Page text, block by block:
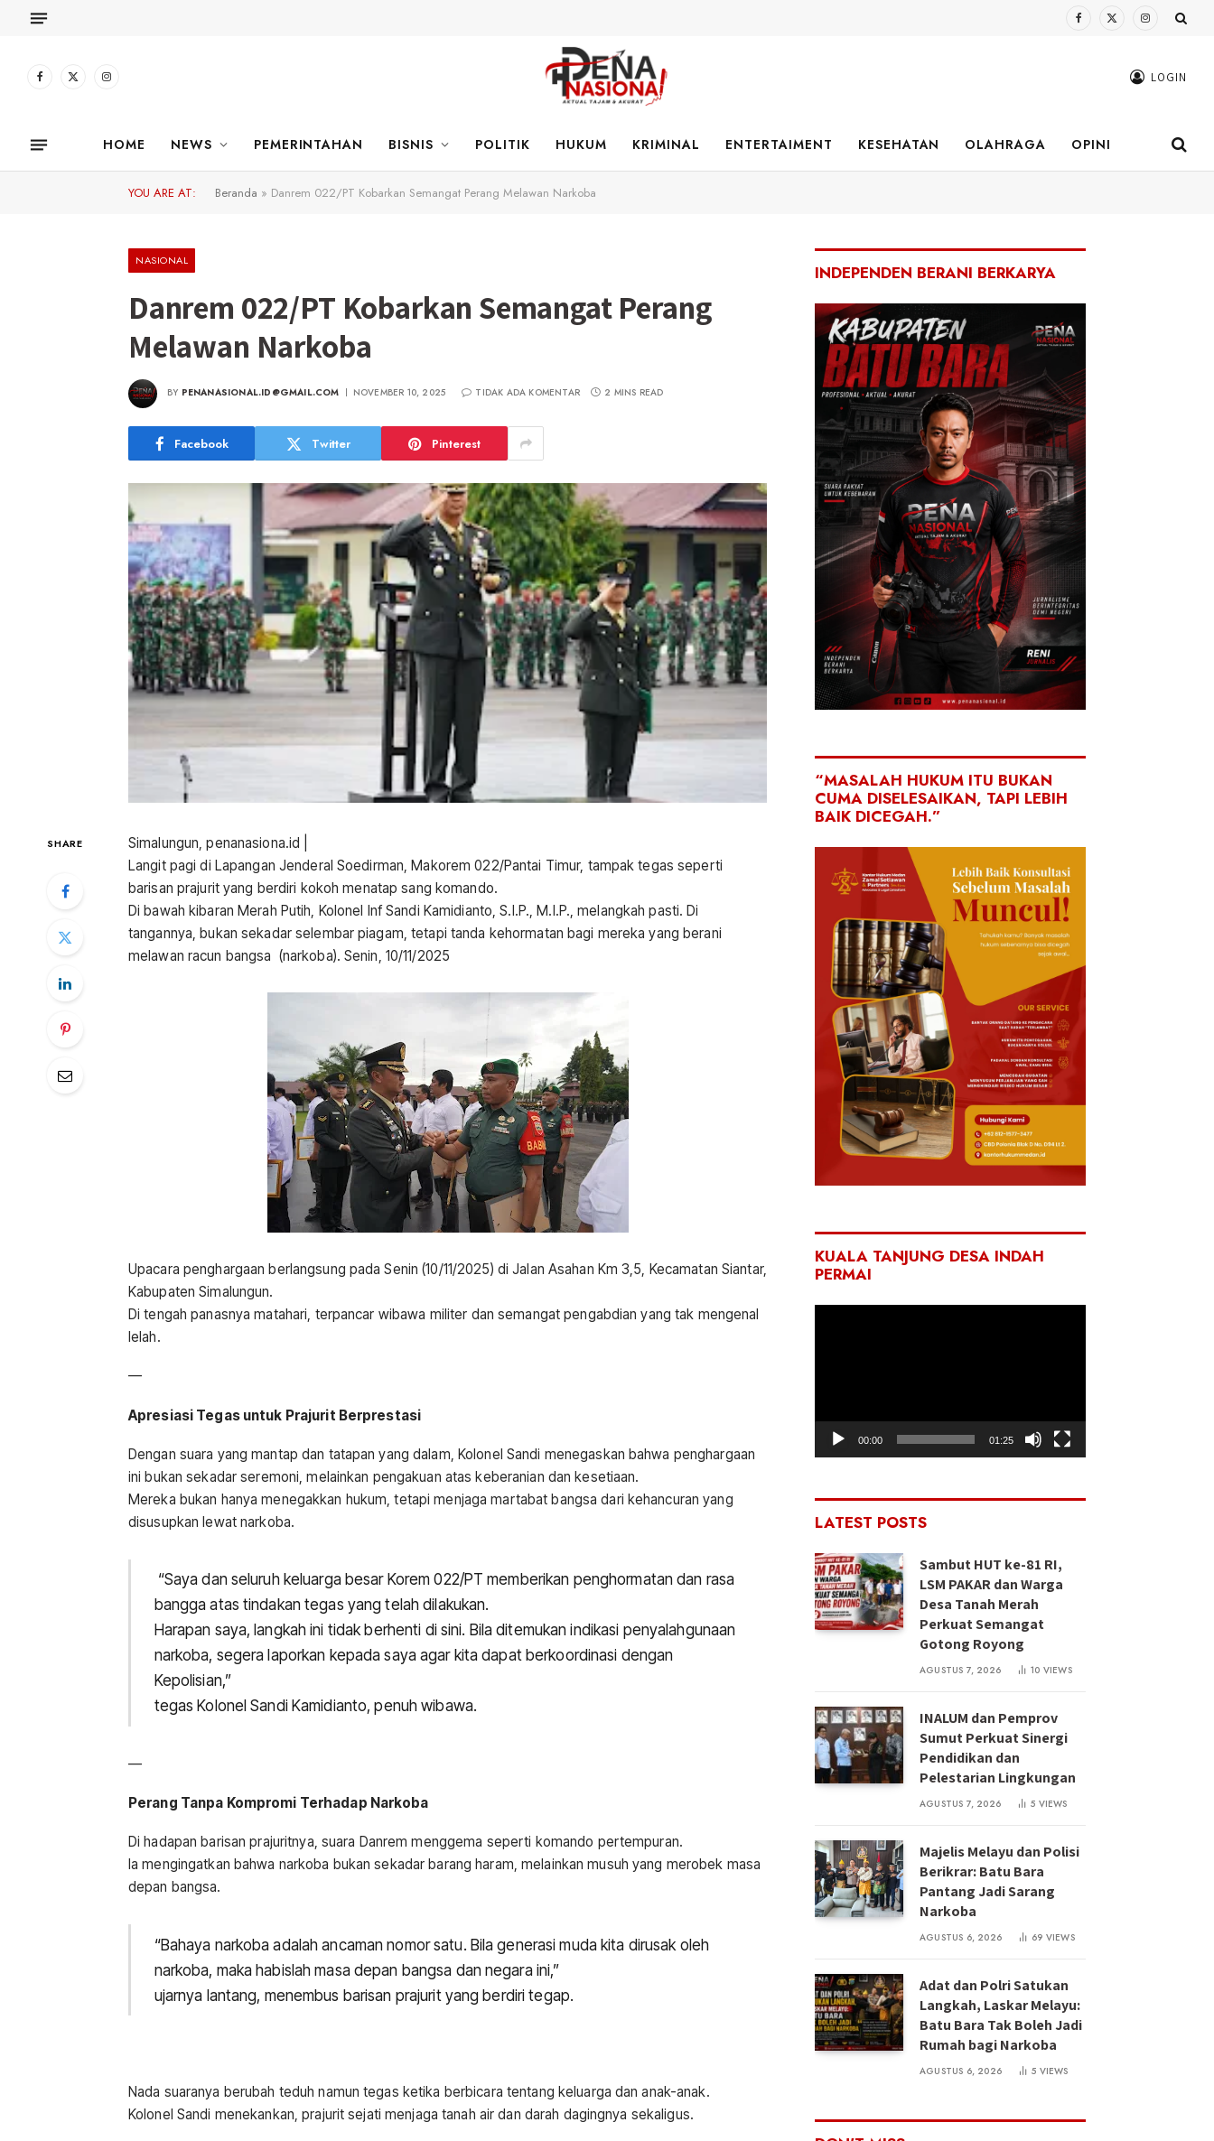
Facebook
X
Instagram
Facebook
X
Instagram LOGIN
HOME NEWS PEMERINTAHAN BISNIS POLITIK HUKUM KRIMINAL ENTERTAIMENT KESEHATAN OLAHRAGA OPINI
YOU ARE AT: Beranda » Danrem 022/PT Kobarkan Semangat Perang Melawan Narkoba
NASIONAL
Danrem 022/PT Kobarkan Semangat Perang
Melawan Narkoba
BY PENANASIONAL.ID@GMAIL.COM NOVEMBER 10, 2025 TIDAK ADA KOMENTAR 2 MINS READ
Facebook Twitter Pinterest
SHARE
Simalungun, penanasiona.id |
Langit pagi di Lapangan Jenderal Soedirman, Makorem 022/Pantai Timur, tampak tegas seperti
barisan prajurit yang berdiri kokoh menatap sang komando.
Di bawah kibaran Merah Putih, Kolonel Inf Sandi Kamidianto, S.I.P., M.I.P., melangkah pasti. Di
tangannya, bukan sekadar selembar piagam, tetapi tanda kehormatan bagi mereka yang berani
melawan racun bangsa (narkoba). Senin, 10/11/2025
Upacara penghargaan berlangsung pada Senin (10/11/2025) di Jalan Asahan Km 3,5, Kecamatan Siantar,
Kabupaten Simalungun.
Di tengah panasnya matahari, terpancar wibawa militer dan semangat pengabdian yang tak mengenal
lelah.
—
Apresiasi Tegas untuk Prajurit Berprestasi
Dengan suara yang mantap dan tatapan yang dalam, Kolonel Sandi menegaskan bahwa penghargaan
ini bukan sekadar seremoni, melainkan pengakuan atas keberanian dan kesetiaan.
Mereka bukan hanya menegakkan hukum, tetapi menjaga martabat bangsa dari kehancuran yang
disusupkan lewat narkoba.
“Saya dan seluruh keluarga besar Korem 022/PT memberikan penghormatan dan rasa
bangga atas tindakan tegas yang telah dilakukan.
Harapan saya, langkah ini tidak berhenti di sini. Bila ditemukan indikasi penyalahgunaan
narkoba, segera laporkan kepada saya agar kita dapat berkoordinasi dengan
Kepolisian,”
tegas Kolonel Sandi Kamidianto, penuh wibawa.
—
Perang Tanpa Kompromi Terhadap Narkoba
Di hadapan barisan prajuritnya, suara Danrem menggema seperti komando pertempuran.
Ia mengingatkan bahwa narkoba bukan sekadar barang haram, melainkan musuh yang merobek masa
depan bangsa.
“Bahaya narkoba adalah ancaman nomor satu. Bila generasi muda kita dirusak oleh
narkoba, maka habislah masa depan bangsa dan negara ini,”
ujarnya lantang, menembus barisan prajurit yang berdiri tegap.
Nada suaranya berubah teduh namun tegas ketika berbicara tentang keluarga dan anak-anak.
Kolonel Sandi menekankan, prajurit sejati menjaga tanah air dan darah dagingnya sekaligus.
INDEPENDEN BERANI BERKARYA
“MASALAH HUKUM ITU BUKAN
CUMA DISELESAIKAN, TAPI LEBIH
BAIK DICEGAH.”
KUALA TANJUNG DESA INDAH
PERMAI
00:00 01:25
LATEST POSTS
Sambut HUT ke-81 RI,
LSM PAKAR dan Warga
Desa Tanah Merah
Perkuat Semangat
Gotong Royong
AGUSTUS 7, 2026 10 VIEWS
INALUM dan Pemprov
Sumut Perkuat Sinergi
Pendidikan dan
Pelestarian Lingkungan
AGUSTUS 7, 2026 5 VIEWS
Majelis Melayu dan Polisi
Berikrar: Batu Bara
Pantang Jadi Sarang
Narkoba
AGUSTUS 6, 2026 69 VIEWS
Adat dan Polri Satukan
Langkah, Laskar Melayu:
Batu Bara Tak Boleh Jadi
Rumah bagi Narkoba
AGUSTUS 6, 2026 5 VIEWS